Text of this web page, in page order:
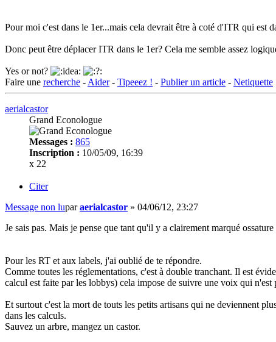
Pour moi c'est dans le 1er...mais cela devrait être à coté d'ITR qui est
Donc peut être déplacer ITR dans le 1er? Cela me semble assez
Yes or not?
Faire une recherche - Aider- Tipeeez ! - Publier un article - Netiquette
aerialcastor
Grand Econologue
Messages : 865
Inscription : 10/05/09, 16:39
x 22
Citer
Message non luparaerialcastor » 04/06/12, 23:27
Je sais pas. Mais je pense que tant qu'il y a clairement marqué
Pour les RT et aux labels, j'ai oublié de te répondre.
Comme toutes les réglementations, c'est à double tranchant. Il est
calcul est faite par les lobbys) cela impose de suivre une voix qui
Et surtout c'est la mort de touts les petits artisans qui ne deviennent
dans les calculs.
Sauvez un arbre, mangez un castor.